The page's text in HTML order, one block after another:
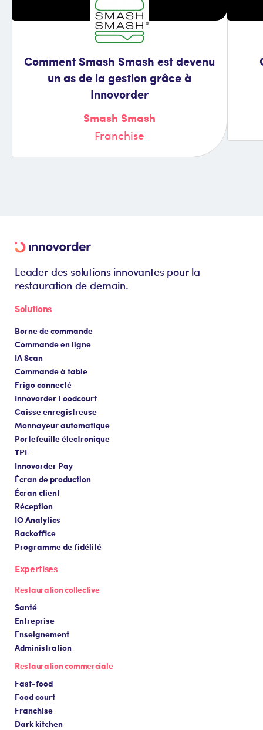
Comment Smash Smash est devenu
un as de la gestion grâce à
Innovorder
Smash Smash
Franchise
Leader des solutions innovantes pour la
restauration de demain.
Solutions
Borne de commande
Commande en ligne
IA Scan
Commande à table
Frigo connecté
Innovorder Foodcourt
Caisse enregistreuse
Monnayeur automatique
Portefeuille électronique
TPE
Innovorder Pay
Écran de production
Écran client
Réception
IO Analytics
Backoffice
Programme de fidélité
Expertises
Restauration collective
Santé
Entreprise
Enseignement
Administration
Restauration commerciale
Fast-food
Food court
Franchise
Dark kitchen